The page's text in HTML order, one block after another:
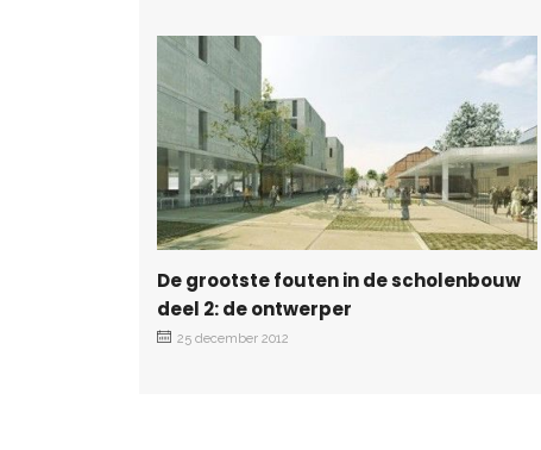
De grootste fouten in de scholenbouw
deel 2: de ontwerper
25 december 2012